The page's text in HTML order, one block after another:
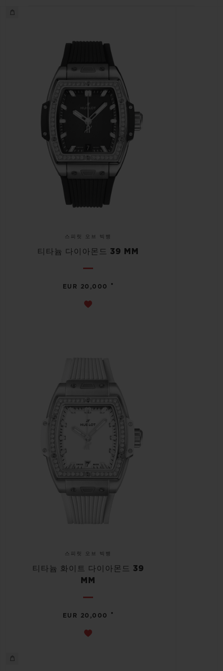
스피릿 오브 빅뱅
티타늄 다이아몬드 39 MM
EUR 20,000 •
스피릿 오브 빅뱅
티타늄 화이트 다이아몬드 39
MM
EUR 20,000 •